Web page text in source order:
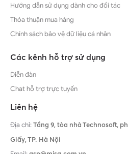
Hướng dẫn sử dụng dành cho đối tác
Thỏa thuận mua hàng
Chính sách bảo vệ dữ liệu cá nhân
Các kênh hỗ trợ sử dụng
Diễn đàn
Chat hỗ trợ trực tuyến
Liên hệ
Địa chỉ:Tầng 9, tòa nhà Technosoft,
Giấy,TP. Hà Nội